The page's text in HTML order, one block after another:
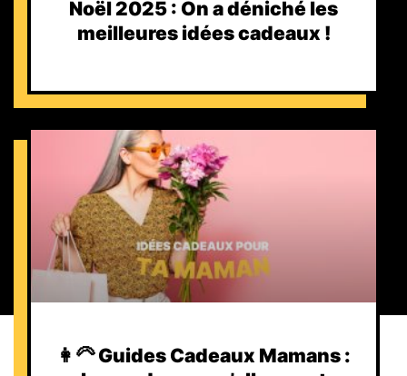
Noël 2025 : On a déniché les
meilleures idées cadeaux !
👩‍🦳 Guides Cadeaux Mamans :